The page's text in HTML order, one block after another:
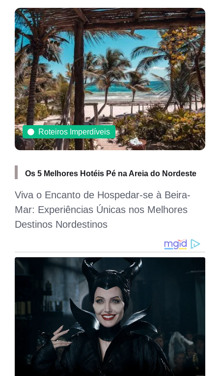
Gastronomia
Comidas do Nordeste: A Riqueza Gastronômica
Descobrindo os Sabores Autênticos do
Nordeste Brasileiro